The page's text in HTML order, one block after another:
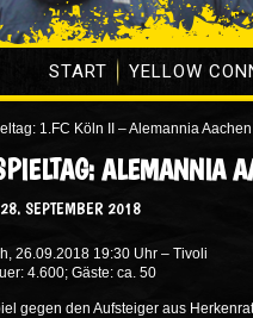
START YELLOW
1.FC Köln II – Alemannia
ALEMANNIA
28. SEPTEMBER 2018
26.09.2018 19:30 Uhr – Tivoli
4.600; Gäste: ca. 50
gegen den Aufsteiger aus